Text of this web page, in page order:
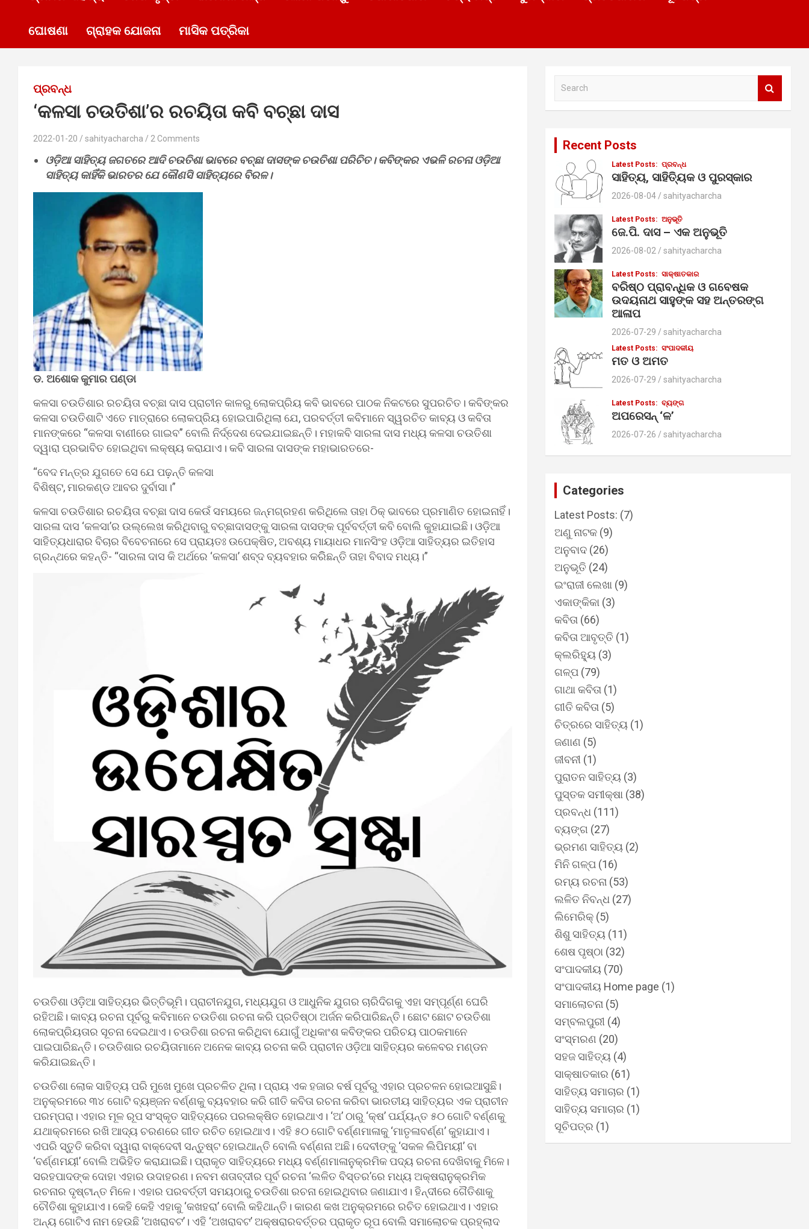
ଘୋଷଣା ଗ୍ରାହକ ଯୋଜନା ମାସିକ ପତ୍ରିକା
ପ୍ରବନ୍ଧ
‘କଳସା ଚଉତିଶା’ର ରଚୟିତା କବି ବଚ୍ଛା ଦାସ
2022-01-20 sahityacharcha 2 Comments
ଓଡ଼ିଆ ସାହିତ୍ୟ ଜଗତରେ ଆଦି ଚଉତିଶା ଭାବରେ ବଚ୍ଛା ଦାସଙ୍କ ଚଉତିଶା ପରିଚିତ। କବିଙ୍କର ଏଭଳି ରଚନା ଓଡ଼ିଆ
ସାହିତ୍ୟ କାହିଁକି ଭାରତର ଯେ କୌଣସି ସାହିତ୍ୟରେ ବିରଳ।
ଡ. ଅଶୋକ କୁମାର ପଣ୍ଡା
କଳସା ଚଉତିଶାର ରଚୟିତା ବଚ୍ଛା ଦାସ ପ୍ରାଚୀନ କାଳରୁ ଲୋକପ୍ରିୟ କବି ଭାବରେ ପାଠକ ନିକଟରେ ସୁପରଚିତ। କବିଙ୍କର
କଳସା ଚଉତିଶାଟି ଏତେ ମାତ୍ରାରେ ଲୋକପ୍ରିୟ ହୋଇପାରିଥିଲା ଯେ, ପରବର୍ତ୍ତୀ କବିମାନେ ସ୍ୱରଚିତ କାବ୍ୟ ଓ କବିତା
ମାନଙ୍କରେ “କଳସା ବାଣୀରେ ଗାଇବ” ବୋଲି ନିର୍ଦ୍ଦେଶ ଦେଇଯାଇଛନ୍ତି। ମହାକବି ସାରଳା ଦାସ ମଧ୍ୟ କଳସା ଚଉତିଶା
ଦ୍ୱାରା ପ୍ରଭାବିତ ହୋଇଥିବା ଲକ୍ଷ୍ୟ କରାଯାଏ। କବି ସାରଳା ଦାସଙ୍କ ମହାଭାରତରେ-
“ବେଦ ମନ୍ତ୍ର ଯୁଗତେ ସେ ଯେ ପଢ଼ନ୍ତି କଳସା
ବିଶିଷ୍ଟ, ମାରକଣ୍ଡ ଆବର ଦୁର୍ବାସା।”
କଳସା ଚଉତିଶାର ରଚୟିତା ବଚ୍ଛା ଦାସ କେଉଁ ସମୟରେ ଜନ୍ମଗ୍ରହଣ କରିଥିଲେ ତାହା ଠିକ୍ ଭାବରେ ପ୍ରମାଣିତ ହୋଇନାହିଁ।
ସାରଳା ଦାସ ‘କଳସା’ର ଉଲ୍ଲେଖ କରିଥିବାରୁ ବଚ୍ଛାଦାସଙ୍କୁ ସାରଳା ଦାସଙ୍କ ପୂର୍ବବର୍ତ୍ତୀ କବି ବୋଲି କୁହାଯାଇଛି। ଓଡ଼ିଆ
ସାହିତ୍ୟଧାରାର ବିଚାର ବିବେଚନାରେ ସେ ପ୍ରାୟତଃ ଉପେକ୍ଷିତ, ଅବଶ୍ୟ ମାୟାଧର ମାନସିଂହ ଓଡ଼ିଆ ସାହିତ୍ୟର ଇତିହାସ
ଗ୍ରନ୍ଥରେ କହନ୍ତି- “ସାରଳା ଦାସ କି ଅର୍ଥରେ ‘କଳସା’ ଶବ୍ଦ ବ୍ୟବହାର କରିିଛନ୍ତି ତାହା ବିବାଦ ମଧ୍ୟ।”
ଚଉତିଶା ଓଡ଼ିଆ ସାହିତ୍ୟର ଭିତ୍ତିଭୂମି। ପ୍ରାଚୀନଯୁଗ, ମଧ୍ୟଯୁଗ ଓ ଆଧୁନିକ ଯୁଗର ଚାରିଦିଗକୁ ଏହା ସମ୍ପୂର୍ଣ୍ଣ ଘେରି
ରହିଅଛି। କାବ୍ୟ ରଚନା ପୂର୍ବରୁ କବିମାନେ ଚଉତିଶା ରଚନା କରି ପ୍ରତିଷ୍ଠା ଅର୍ଜନ କରିପାରିଛନ୍ତି। ଛୋଟ ଛୋଟ ଚଉତିଶା
ଲୋକପ୍ରିୟତାର ସୂଚନା ଦେଇଥାଏ। ଚଉତିଶା ରଚନା କରିଥିବା ଯୋଗୁଁ ଅଧିକାଂଶ କବିଙ୍କର ପରିଚୟ ପାଠକମାନେ
ପାଇପାରିଛନ୍ତି। ଚଉତିଶାର ରଚୟିତାମାନେ ଅନେକ କାବ୍ୟ ରଚନା କରି ପ୍ରାଚୀନ ଓଡ଼ିଆ ସାହିତ୍ୟର କଳେବର ମଣ୍ଡନ
କରିଯାଇଛନ୍ତି।
ଚଉତିଶା ଲୋକ ସାହିତ୍ୟ ପରି ମୁଖେ ମୁଖେ ପ୍ରଚଳିତ ଥିଲା। ପ୍ରାୟ ଏକ ହଜାର ବର୍ଷ ପୂର୍ବରୁ ଏହାର ପ୍ରଚଳନ ହୋଇଆସୁଛି।
ଅନୁକ୍ରମରେ ୩୪ ଗୋଟି ବ୍ୟଞ୍ଜନ ବର୍ଣ୍ଣକୁ ବ୍ୟବହାର କରି ଗୀତି କବିତା ରଚନା କରିବା ଭାରତୀୟ ସାହିତ୍ୟର ଏକ ପ୍ରାଚୀନ
ପରମ୍ପରା। ଏହାର ମୂଳ ରୂପ ସଂସ୍କୃତ ସାହିତ୍ୟରେ ପରଲକ୍ଷିତ ହୋଇଥାଏ। ‘ଅ’ ଠାରୁ ‘କ୍ଷ’ ପର୍ଯ୍ୟନ୍ତ ୫୦ ଗୋଟି ବର୍ଣ୍ଣକୁ
ଯଥାକ୍ରମରେ ରଖି ଆଦ୍ୟ ଚରଣରେ ଗୀତ ରଚିତ ହୋଇଥାଏ। ଏହି ୫୦ ଗୋଟି ବର୍ଣ୍ଣମାଳାକୁ ‘ମାତୃଳାବର୍ଣ୍ଣ’ କୁହାଯାଏ।
ଏପରି ସ୍ତୁତି କରିବା ଦ୍ୱାରା ବାକ୍‌ଦେବୀ ସନ୍ତୁଷ୍ଟ ହୋଇଥାନ୍ତି ବୋଲି ବର୍ଣ୍ଣନା ଅଛି। ଦେବୀଙ୍କୁ ‘ସକଳ ଲିପିମୟୀ’ ବା
‘ବର୍ଣ୍ଣମୟୀ’ ବୋଲି ଅଭିହିତ କରାଯାଇଛି। ପ୍ରାକୃତ ସାହିତ୍ୟରେ ମଧ୍ୟ ବର୍ଣ୍ଣମାଳାନୁକ୍ରମିକ ପଦ୍ୟ ରଚନା ଦେଖିବାକୁ ମିଳେ।
ସରହପାଦଙ୍କ ଦୋହା ଏହାର ଉଦାହରଣ। ନବମ ଶତାବ୍ଦୀର ପୂର୍ବ ରଚନା ‘ଲଳିତ ବିସ୍ତର’ରେ ମଧ୍ୟ ଅକ୍ଷରାନୁକ୍ରମିକ
ରଚନାର ଦୃଷ୍ଟାନ୍ତ ମିଳେ। ଏହାର ପରବର୍ତ୍ତୀ ସମୟଠାରୁ ଚଉତିଶା ରଚନା ହୋଇଥିବାର ଜଣାଯାଏ। ହିନ୍ଦୀରେ ଗୈତିଶାକୁ
ଚୌତିଶା କୁହାଯାଏ। କେହି କେହି ଏହାକୁ ‘କଖହରା’ ବୋଲି କହିଥାନ୍ତି। କାରଣ କଖ ଅନୁକ୍ରମରେ ରଚିତ ହୋଇଥାଏ। ଏହାର
ଅନ୍ୟ ଗୋଟିଏ ନାମ ହେଉଛି ‘ଅଖରାବଟ’। ଏହି ‘ଅଖରାବଟ’ ଅକ୍ଷରାରବର୍ତ୍ତର ପ୍ରାକୃତ ରୂପ ବୋଲି ସମାଲୋଚକ ପ୍ରହ୍ଲାଦ
a
Recent Posts
Latest Posts: ପ୍ରବନ୍ଧ
ସାହିତ୍ୟ, ସାହିତ୍ୟିକ ଓ ପୁରସ୍କାର
2026-08-04 sahityacharcha
Latest Posts: ଅନୁଭୂତି
ଜେ.ପି. ଦାସ – ଏକ ଅନୁଭୂତି
2026-08-02 sahityacharcha
Latest Posts: ସାକ୍ଷାତକାର
ବରିଷ୍ଠ ପ୍ରାବନ୍ଧିକ ଓ ଗବେଷକ
ଉଦୟନାଥ ସାହୁଙ୍କ ସହ ଅନ୍ତରଙ୍ଗ
ଆଳାପ
2026-07-29 sahityacharcha
Latest Posts: ସଂପାଦକୀୟ
ମତ ଓ ଅମତ
2026-07-29 sahityacharcha
Latest Posts: ବ୍ୟଙ୍ଗ
ଅପରେସନ୍ ‘ଳ’
2026-07-26 sahityacharcha
Categories
Latest Posts: (7)
ଅଣୁ ନାଟକ (9)
ଅନୁବାଦ (26)
ଅନୁଭୂତି (24)
ଇଂରାଜୀ ଲେଖା (9)
ଏକାଙ୍କିକା (3)
କବିତା (66)
କବିତା ଆବୃତ୍ତି (1)
କ୍ଲରିହ୍ୟୁ (3)
ଗଳ୍ପ (79)
ଗାଥା କବିତା (1)
ଗୀତି କବିତା (5)
ଚିତ୍ରରେ ସାହିତ୍ୟ (1)
ଜଣାଣ (5)
ଜୀବନୀ (1)
ପୁରାତନ ସାହିତ୍ୟ (3)
ପୁସ୍ତକ ସମୀକ୍ଷା (38)
ପ୍ରବନ୍ଧ (111)
ବ୍ୟଙ୍ଗ (27)
ଭ୍ରମଣ ସାହିତ୍ୟ (2)
ମିନି ଗଳ୍ପ (16)
ରମ୍ୟ ରଚନା (53)
ଲଳିତ ନିବନ୍ଧ (27)
ଲିମେରିକ୍ (5)
ଶିଶୁ ସାହିତ୍ୟ (11)
ଶେଷ ପୃଷ୍ଠା (32)
ସଂପାଦକୀୟ (70)
ସଂପାଦକୀୟ Home page (1)
ସମାଲୋଚନା (5)
ସମ୍ବଲପୁରୀ (4)
ସଂସ୍ମରଣ (20)
ସହଜ ସାହିତ୍ୟ (4)
ସାକ୍ଷାତକାର (61)
ସାହିତ୍ୟ ସମାଚାର (1)
ସାହିତ୍ୟ ସମାଚାର (1)
ସୂଚିପତ୍ର (1)